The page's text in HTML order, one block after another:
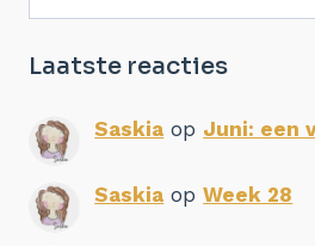
Laatste reacties
Saskia op Juni: een
Saskia opWeek 28